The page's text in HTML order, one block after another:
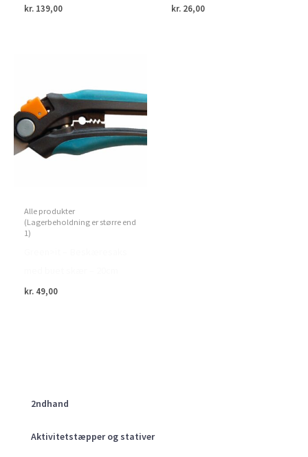
2ndhand
Aktivitetstæpper og stativer
kr. 139,00 kr. 26,00
Alle produkter
(Lagerbeholdning er større end
1)
kr. 49,00